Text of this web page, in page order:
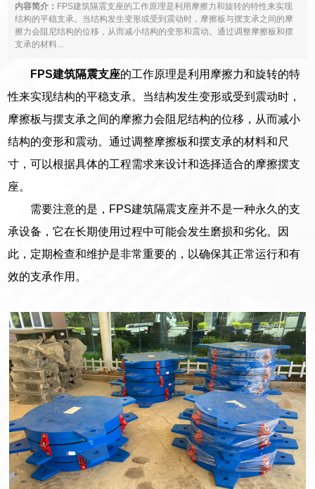
内容简介： FPS建筑隔震支座的工作原理是利用摩擦力和旋转的特性来实现
结构的平稳支承。当结构发生变形或受到震动时，摩擦板与摆支承之间的摩
擦力会阻尼结构的位移，从而减小结构的变形和震动。通过调整摩擦板和摆
支承的材料...
FPS建筑隔震支座的工作原理是利用摩擦力和旋转的特
性来实现结构的平稳支承。当结构发生变形或受到震动时，
摩擦板与摆支承之间的摩擦力会阻尼结构的位移，从而减小
结构的变形和震动。通过调整摩擦板和摆支承的材料和尺
寸，可以根据具体的工程需求来设计和选择适合的摩擦摆支
座。
需要注意的是，FPS建筑隔震支座并不是一种永久的支
承设备，它在长期使用过程中可能会发生磨损和劣化。因
此，定期检查和维护是非常重要的，以确保其正常运行和有
效的支承作用。